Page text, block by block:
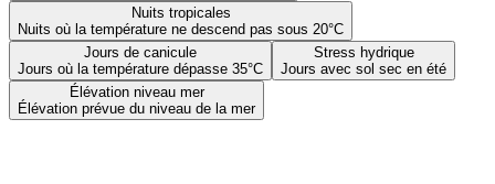
Nuits tropicales
Nuits où la température ne descend pas sous 20°C
Jours de canicule
Jours où la température dépasse 35°C
Stress hydrique
Jours avec sol sec en été
Élévation niveau mer
Élévation prévue du niveau de la mer